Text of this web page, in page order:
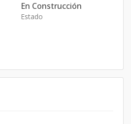
En Construcción
Estado